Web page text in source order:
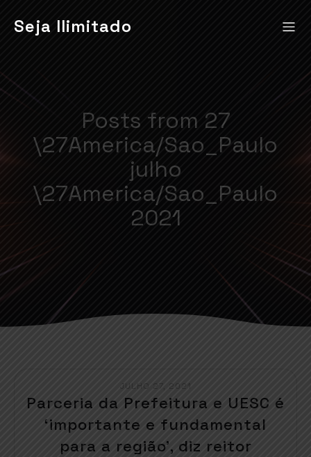
Seja Ilimitado
Posts from 27
\27America/Sao_Paulo
julho
\27America/Sao_Paulo
2021
JULHO 27, 2021
Parceria da Prefeitura e UESC é
‘importante e fundamental
para a região’, diz reitor